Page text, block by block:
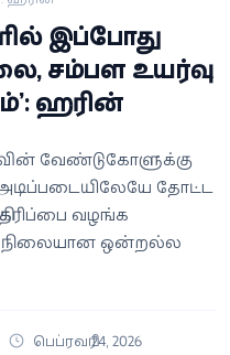
இப்போது
சம்பள உயர்வு
ஹரின்
வேண்டுகோளுக்கு
தோட்ட
வழங்க
நிலையான ஒன்றல்ல
பெப்ரவரி 24, 2026